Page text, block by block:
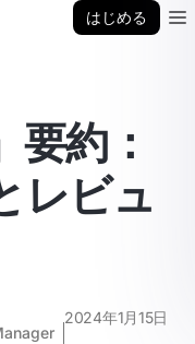
はじめる
要約：
レビュ
2024年1月15日